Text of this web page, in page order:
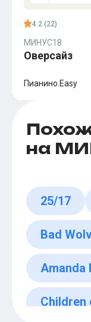
4.2 (22)
МИНУС18
Оверсайз
Пианино.Easy
на
25/17
Bad
Amanda
Children